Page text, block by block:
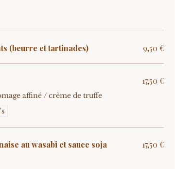
(beurre et tartinades) 9,50 €
affiné / crème de truffe
17,50 €
au wasabi et sauce soja 17,50 €